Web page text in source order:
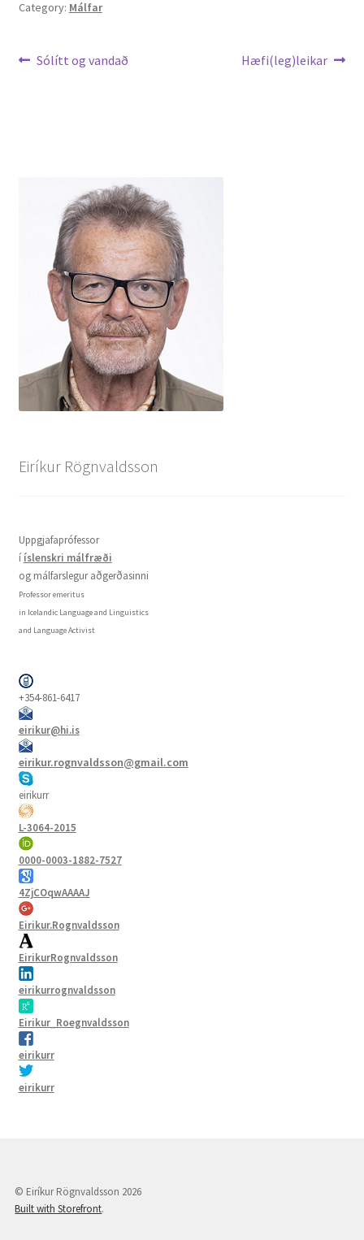
Category: Málfar
Leiðarkerfi
Previous
Sólítt og vandað
Next
Hæfi(leg)leikar
Eiríkur Rögnvaldsson
Uppgjafaprófessor
í íslenskri málfræði
og málfarslegur aðgerðasinni
Professor emeritus
in Icelandic Language and Linguistics
and Language Activist
+354-861-6417
eirikur@hi.is
eirikur.rognvaldsson@gmail.com
eirikurr
L-3064-2015
0000-0003-1882-7527
4ZjCOqwAAAAJ
Eirikur.Rognvaldsson
EirikurRognvaldsson
eirikurrognvaldsson
Eirikur_Roegnvaldsson
eirikurr
eirikurr
© Eiríkur Rögnvaldsson 2026
Built with Storefront.